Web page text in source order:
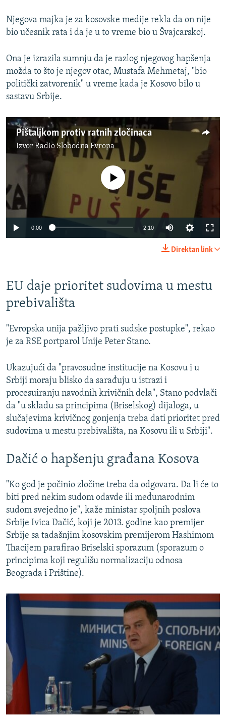
Njegova majka je za kosovske medije rekla da on nije
bio učesnik rata i da je u to vreme bio u Švajcarskoj.
Ona je izrazila sumnju da je razlog njegovog hapšenja
možda to što je njegov otac, Mustafa Mehmetaj, "bio
politički zatvorenik" u vreme kada je Kosovo bilo u
sastavu Srbije.
Pištaljkom protiv ratnih zločinaca
IzvorRadio Slobodna Evropa
No media source currently available
0:00 2:10
Direktan link
EU daje prioritet sudovima u mestu
prebivališta
"Evropska unija pažljivo prati sudske postupke", rekao
je za RSE portparol Unije Peter Stano.
Ukazujući da "pravosudne institucije na Kosovu i u
Srbiji moraju blisko da sarađuju u istrazi i
procesuiranju navodnih krivičnih dela", Stano podvlači
da "u skladu sa principima (Briselskog) dijaloga, u
slučajevima krivičnog gonjenja treba dati prioritet pred
sudovima u mestu prebivališta, na Kosovu ili u Srbiji".
Dačić o hapšenju građana Kosova
"Ko god je počinio zločine treba da odgovara. Da li će to
biti pred nekim sudom odavde ili međunarodnim
sudom svejedno je", kaže ministar spoljnih poslova
Srbije Ivica Dačić, koji je 2013. godine kao premijer
Srbije sa tadašnjim kosovskim premijerom Hashimom
Thacijem parafirao Briselski sporazum (sporazum o
principima koji regulišu normalizaciju odnosa
Beograda i Prištine).